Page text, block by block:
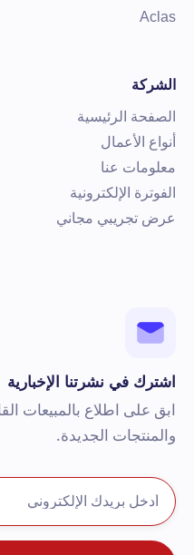
الرئيسية
الأعمال
عنا
الإلكترونية
تجريبي مجاني
في نشرتنا الإخبارية
على اطلاع بالمبيعات
الجديدة.